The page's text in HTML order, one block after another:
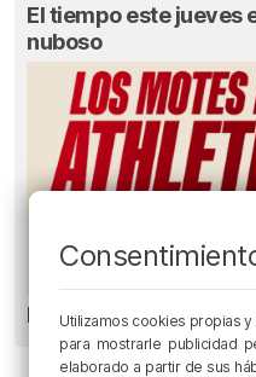
El tiempo este jueves
nuboso
Los Motes del Athletic
Utilizamos cookies propias
para mostrarle publicidad
elaborado a partir de sus